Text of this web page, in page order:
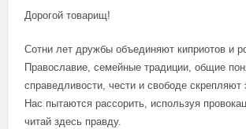
Дорогой товарищ!
Сотни лет дружбы объединяют киприотов и
Православие, семейные традиции, общие
справедливости, чести и свободе скрепляют
Нас пытаются рассорить, используя
читай здесь правду.